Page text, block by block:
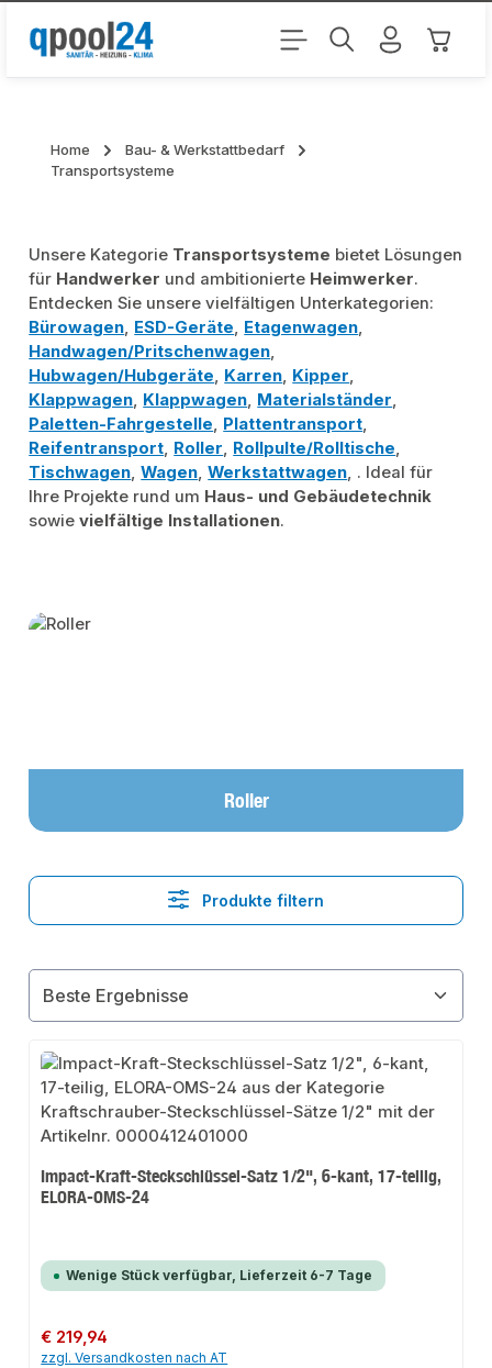
Zum Hauptinhalt springen
Home
Bau- & Werkstattbedarf
Transportsysteme
Unsere Kategorie Transportsysteme bietet Lösungen
für Handwerker und ambitionierte Heimwerker.
Entdecken Sie unsere vielfältigen Unterkategorien:
Bürowagen, ESD-Geräte, Etagenwagen,
Handwagen/Pritschenwagen,
Hubwagen/Hubgeräte, Karren, Kipper,
Klappwagen, Klappwagen, Materialständer,
Paletten-Fahrgestelle, Plattentransport,
Reifentransport, Roller, Rollpulte/Rolltische,
Tischwagen,Wagen,Werkstattwagen, . Ideal für
Ihre Projekte rund um Haus- und Gebäudetechnik
sowievielfältige Installationen.
Kategoriegalerie überspringen
Roller
Produkte filtern
Impact-Kraft-Steckschlüssel-Satz 1/2", 6-kant, 17-teilig,
ELORA-OMS-24
Wenige Stück verfügbar, Lieferzeit 6-7 Tage
Regulärer Preis:
€ 219,94
zzgl. Versandkosten nach AT